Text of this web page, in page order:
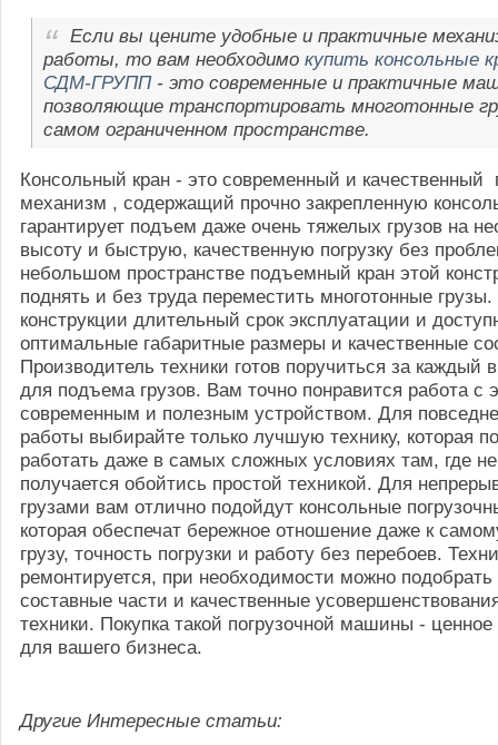
Если вы цените удобные и практичные
работы, то вам необходимо купить консольные
СДМ-ГРУПП- это современные и практичные
позволяющие транспортировать многотонные
самом ограниченном пространстве.
Консольный кран - это современный и качественный
механизм , содержащий прочно закрепленную
гарантирует подъем даже очень тяжелых грузов на
высоту и быструю, качественную погрузку без
небольшом пространстве подъемный кран этой
поднять и без труда переместить многотонные
конструкции длительный срок эксплуатации и
оптимальные габаритные размеры и качественные
Производитель техники готов поручиться за каждый
для подъема грузов. Вам точно понравится работа с
современным и полезным устройством. Для
работы выбирайте только лучшую технику, которая
работать даже в самых сложных условиях там, где не
получается обойтись простой техникой. Для
грузами вам отлично подойдут консольные
которая обеспечат бережное отношение даже к
грузу, точность погрузки и работу без перебоев.
ремонтируется, при необходимости можно
составные части и качественные
техники. Покупка такой погрузочной машины - ценное
для вашего бизнеса.
Другие Интересные статьи: